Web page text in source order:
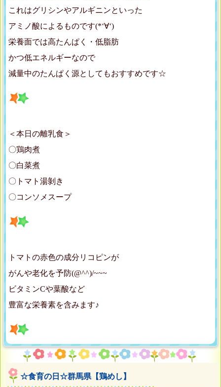
これはグリシンやアルギニンといった
アミノ酸によるものです(*‘∀‘)
栄養面では高たんぱく・低脂肪
かつ低エネルギーなので
減量中のたんぱく源としてもおすすめです☆
＜本日の離乳食＞
〇鶏肉煮
〇白菜煮
〇トマト湯剝き
〇コンソメスープ
トマトの赤色の成分リコピンが
がんや老化を予防(@^^)/~~~
ビタミンCや葉酸など
豊富な栄養素を含みます♪
☆食育の日☆群馬県【鶏めし】